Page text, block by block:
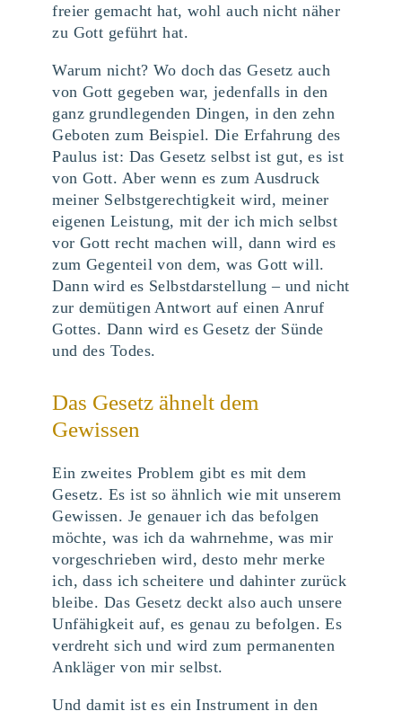
freier gemacht hat, wohl auch nicht näher
zu Gott geführt hat.
Warum nicht? Wo doch das Gesetz auch
von Gott gegeben war, jedenfalls in den
ganz grundlegenden Dingen, in den zehn
Geboten zum Beispiel. Die Erfahrung des
Paulus ist: Das Gesetz selbst ist gut, es ist
von Gott. Aber wenn es zum Ausdruck
meiner Selbstgerechtigkeit wird, meiner
eigenen Leistung, mit der ich mich selbst
vor Gott recht machen will, dann wird es
zum Gegenteil von dem, was Gott will.
Dann wird es Selbstdarstellung – und nicht
zur demütigen Antwort auf einen Anruf
Gottes. Dann wird es Gesetz der Sünde
und des Todes.
Das Gesetz ähnelt dem
Gewissen
Ein zweites Problem gibt es mit dem
Gesetz. Es ist so ähnlich wie mit unserem
Gewissen. Je genauer ich das befolgen
möchte, was ich da wahrnehme, was mir
vorgeschrieben wird, desto mehr merke
ich, dass ich scheitere und dahinter zurück
bleibe. Das Gesetz deckt also auch unsere
Unfähigkeit auf, es genau zu befolgen. Es
verdreht sich und wird zum permanenten
Ankläger von mir selbst.
Und damit ist es ein Instrument in den